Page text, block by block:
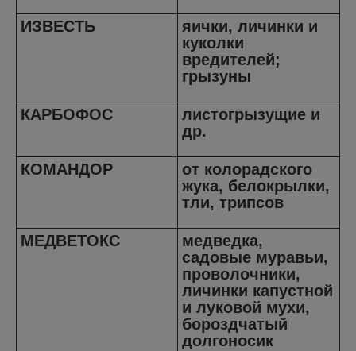
ИЗВЕСТЬ
яички, личинки и
куколки
вредителей;
грызуны
КАРБОФОС
листогрызущие и
др.
КОМАНДОР
от колорадского
жука, белокрылки,
тли, трипсов
МЕДВЕТОКС
медведка,
садовые муравьи,
проволочники,
личинки капустной
и луковой мухи,
бороздчатый
долгоносик